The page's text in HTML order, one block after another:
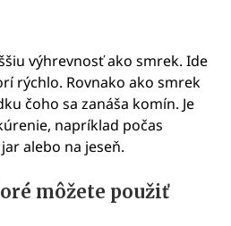
výhrevnosť ako smrek. Ide
rýchlo. Rovnako ako smrek
čoho sa zanáša komín. Je
napríklad počas
alebo na jeseň.
môžete použiť